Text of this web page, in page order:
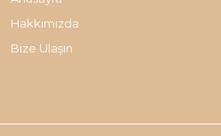
Hakkımızda
Bize Ulaşın